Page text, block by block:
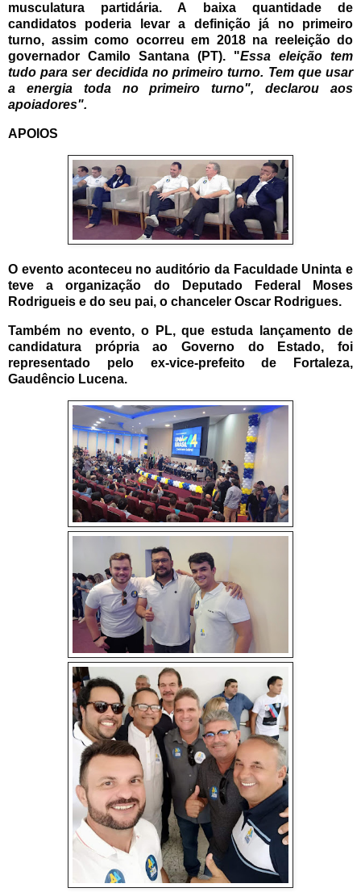
musculatura partidária. A baixa quantidade de
candidatos poderia levar a definição já no primeiro
turno, assim como ocorreu em 2018 na reeleição do
governador Camilo Santana (PT). "Essa eleição tem
tudo para ser decidida no primeiro turno. Tem que usar
a energia toda no primeiro turno", declarou aos
apoiadores".
APOIOS
O evento aconteceu no auditório da Faculdade Uninta e
teve a organização do Deputado Federal Moses
Rodrigueis e do seu pai, o chanceler Oscar Rodrigues.
Também no evento, o PL, que estuda lançamento de
candidatura própria ao Governo do Estado, foi
representado pelo ex-vice-prefeito de Fortaleza,
Gaudêncio Lucena.